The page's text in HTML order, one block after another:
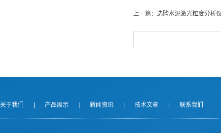
上一篇： 选购水泥激光粒度分析
关于我们 产品展示 新闻资讯 技术文章 联系我们